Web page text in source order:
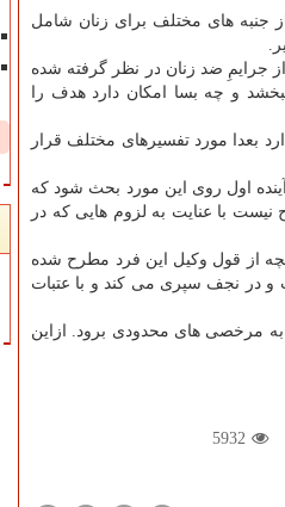
جنبه های مختلف برای زنان شامل
جرایمِ ضد زنان در نظر گرفته شده
و چه بسا امكان دارد هدف را
بعدا مورد تفسیرهای مختلف قرار
اول روی این مورد بحث شود كه
نیست با عنایت به لزوم هایی كه در
از قول وكیل این فرد مطرح شده
و در نجف سپری می كند و با عتبات
به مرخصی های محدودی برود. ازاین
5932